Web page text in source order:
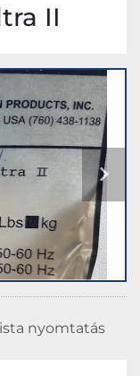
II
nyomtatás